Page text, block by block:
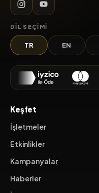
DIL SEÇIMI
TR EN
Keşfet
İşletmeler
Etkinlikler
Kampanyalar
Haberler